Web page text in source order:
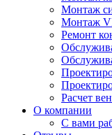
Монтаж
Монтаж
Ремонт
Расчет
О компании
С вами